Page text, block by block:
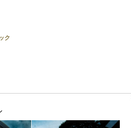
ク